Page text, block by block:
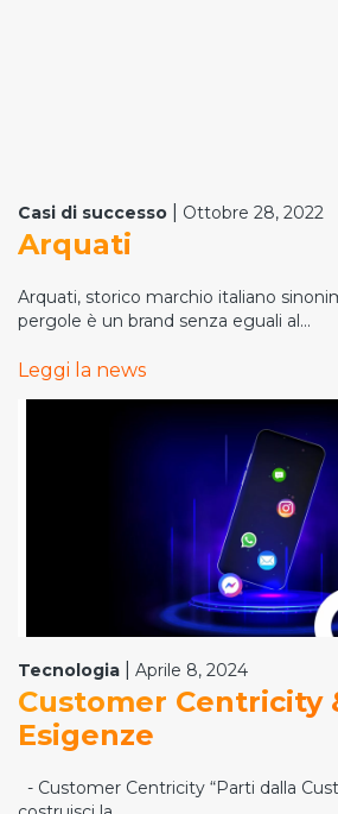
Casi di successo Ottobre 28, 2022
Arquati
Arquati, storico marchio italiano
pergole è un brand senza eguali al...
Leggi la news
Tecnologia Aprile 8, 2024
Customer Centricity
Esigenze
- Customer Centricity “Parti dalla